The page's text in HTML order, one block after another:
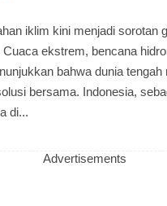
iklim kini menjadi sorotan
Cuaca ekstrem, bencana
bahwa dunia tengah
bersama. Indonesia,
di...
Advertisements